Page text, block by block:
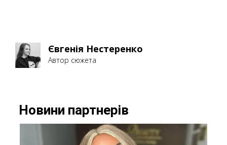
Євгенія Нестеренко
Автор сюжета